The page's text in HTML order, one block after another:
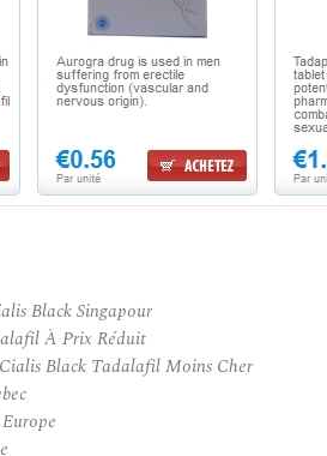
Black Singapour
À Prix Réduit
Black Tadalafil Moins Cher